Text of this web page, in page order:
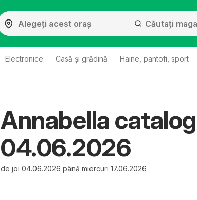
Electronice Casă și grădină Haine, pantofi, sport
Annabella
04.06.2026
de joi 04.06.2026 până miercuri 17.06.2026